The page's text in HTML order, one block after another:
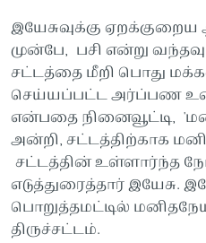
இயேசுவுக்கு
முன்பே, பசி என்று
சட்டத்தை மீறி பொது
செய்யப்பட்ட அர்ப்பண
என்பதை நினைவூட்டி,
அன்றி, சட்டத்திற்காக
சட்டத்தின் உள்ளார்ந்த
எடுத்துரைத்தார் இயேசு.
பொறுத்தமட்டில்
திருச்சட்டம்.